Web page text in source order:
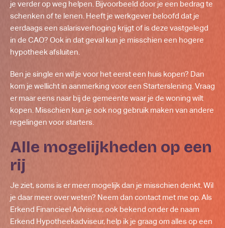
je verder op weg helpen. Bijvoorbeeld door je een bedrag te
schenken of te lenen. Heeft je werkgever beloofd dat je
eerdaags een salarisverhoging krijgt of is deze vastgelegd
in de CAO? Ook in dat geval kun je misschien een hogere
hypotheek afsluiten.
Ben je single en wil je voor het eerst een huis kopen? Dan
kom je wellicht in aanmerking voor een Starterslening. Vraag
er maar eens naar bij de gemeente waar je de woning wilt
kopen. Misschien kun je ook nog gebruik maken van andere
regelingen voor starters.
Alle mogelijkheden op een
rij
Je ziet, soms is er meer mogelijk dan je misschien denkt. Wil
je daar meer over weten? Neem dan contact met me op. Als
Erkend Financieel Adviseur, ook bekend onder de naam
Erkend Hypotheekadviseur, help ik je graag om alles op een